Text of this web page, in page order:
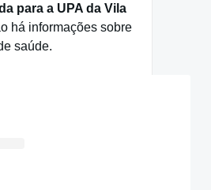
para a UPA da Vila
há informações sobre
saúde.